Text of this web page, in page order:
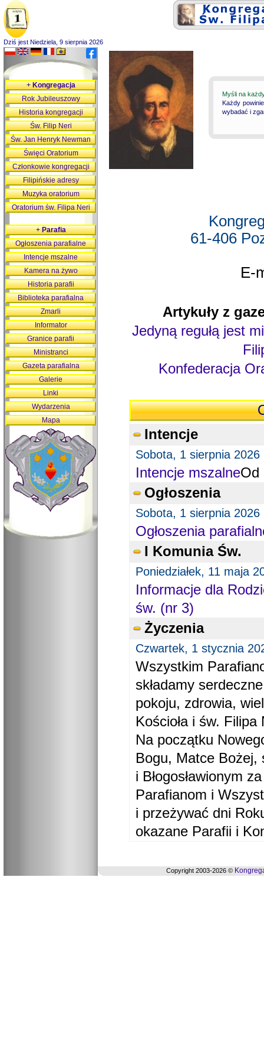
Dziś jest Niedziela, 9 sierpnia 2026
Myśli na
Każdy
wybadać i
61-406
E-
Artykuły z
Jedyną regułą jest
Konfederacja
Intencje
Sobota, 1 sierpnia 2026
Intencje mszalneOd
Ogłoszenia
Sobota, 1 sierpnia 2026
Ogłoszenia
I Komunia Św.
Poniedziałek, 11 maja
Informacje dla
św. (nr 3)
Życzenia
Czwartek, 1 stycznia
Wszystkim
składamy
pokoju, zdrowia,
Kościoła i św. Filipa
Na początku
Bogu, Matce Bożej,
i Błogosławionym
Parafianom i
i przeżywać dni
okazane Parafii i
+Kongregacja
Rok Jubileuszowy
Historia kongregacji
Św. Filip Neri
Św. Jan Henryk Newman
Święci Oratorium
Członkowie kongregacji
Filipińskie adresy
Muzyka oratorium
Oratorium św. Filipa Neri
+Parafia
Ogłoszenia parafialne
Intencje mszalne
Kamera na żywo
Historia parafii
Biblioteka parafialna
Zmarli
Informator
Granice parafii
Ministranci
Gazeta parafialna
Galerie
Linki
Wydarzenia
Mapa
Copyright 2003-2026 ©